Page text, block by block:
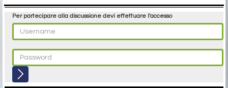
Per partecipare alla discussione devi effettuare l'accesso